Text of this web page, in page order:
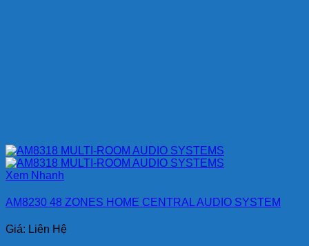
Xem Nhanh
AM8230 48 ZONES HOME CENTRAL AUDIO SYSTEM
Giá: Liên Hệ